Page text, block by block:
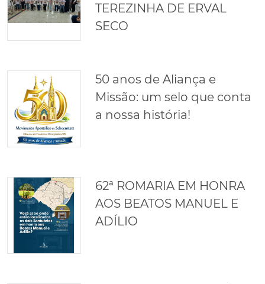
TEREZINHA DE ERVAL
SECO
50 anos de Aliança e
Missão: um selo que conta
a nossa história!
62ª ROMARIA EM HONRA
AOS BEATOS MANUEL E
ADÍLIO